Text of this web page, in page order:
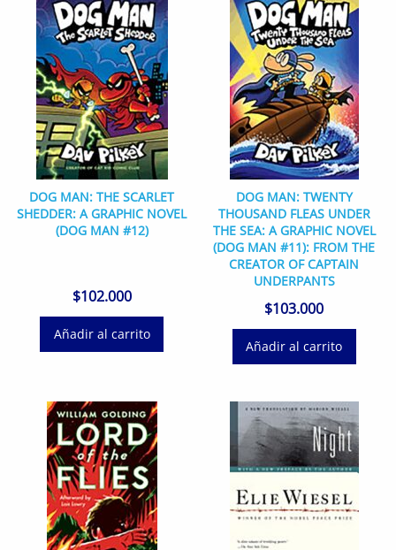
DOG MAN: THE SCARLET
SHEDDER: A GRAPHIC NOVEL
(DOG MAN #12)
$102.000
Añadir al carrito
DOG MAN: TWENTY
THOUSAND FLEAS UNDER
THE SEA: A GRAPHIC NOVEL
(DOG MAN #11): FROM THE
CREATOR OF CAPTAIN
UNDERPANTS
$103.000
Añadir al carrito